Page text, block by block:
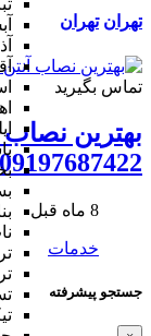
تهران تهران
تماس بگیرید
بهترین نصاب
09197687422
8 ماه قبل
خدمات
جستجو پیشرفته